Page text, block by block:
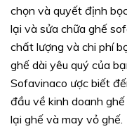
chọn và quyết định
lại và sửa chữa ghế
chất lượng và chi phí
ghế dài yêu quý của
Sofavinaco ược biết
đầu về kinh doanh
lại ghế và may vỏ ghế.